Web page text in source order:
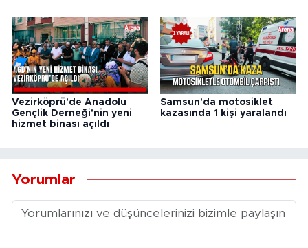
Vezirköprü'de Anadolu
Gençlik Derneği'nin yeni
hizmet binası açıldı
Samsun'da motosiklet
kazasında 1 kişi yaralandı
Yorumlar